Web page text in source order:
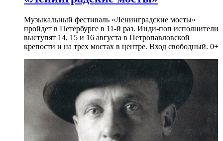
Музыкальный фестиваль «Ленинградские мосты»
пройдет в Петербурге в 11-й раз. Инди-поп исполнители
выступят 14, 15 и 16 августа в Петропавловской
крепости и на трех мостах в центре. Вход свободный. 0+